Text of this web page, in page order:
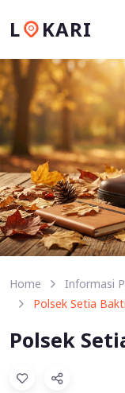
L KARI
Home Informasi
Polsek Setia
Polsek